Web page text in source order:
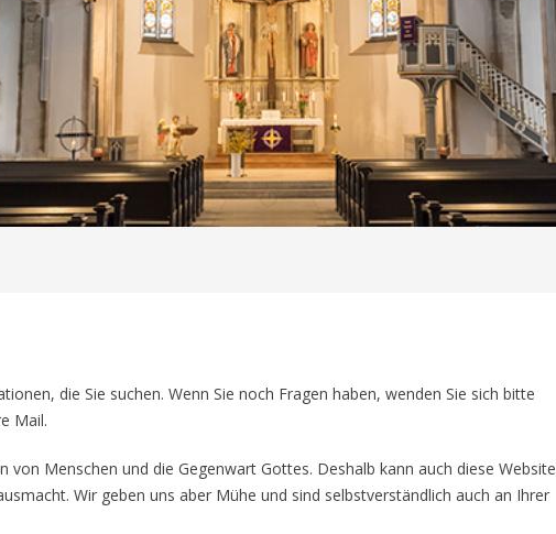
01
die Sie suchen. Wenn Sie noch Fragen haben, wenden Sie sich bitte
Mail.
von Menschen und die Gegenwart Gottes. Deshalb kann auch diese Website
Wir geben uns aber Mühe und sind selbstverständlich auch an Ihrer